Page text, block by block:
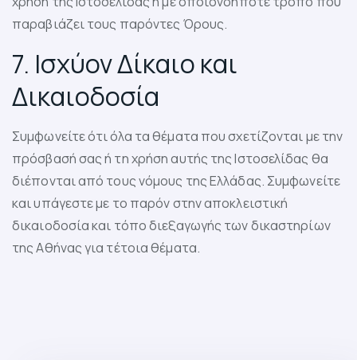
παραβιάζει τους παρόντες Όρους.
7. Ισχύον Δίκαιο και
Δικαιοδοσία
Συμφωνείτε ότι όλα τα θέματα που σχετίζονται με την
πρόσβασή σας ή τη χρήση αυτής της Ιστοσελίδας θα
διέπονται από τους νόμους της Ελλάδας. Συμφωνείτε
και υπάγεστε με το παρόν στην αποκλειστική
δικαιοδοσία και τόπο διεξαγωγής των δικαστηρίων
της Αθήνας για τέτοια θέματα.